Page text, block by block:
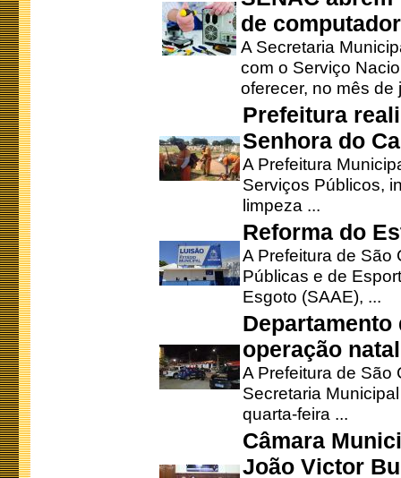
de
A Secretaria
com o Serviço
oferecer, no mês de
Prefeitura
Senhora do
A Prefeitura
Serviços Públicos,
limpeza ...
Reforma do
A Prefeitura de São
Públicas e de
Esgoto (SAAE), ...
operação
A Prefeitura de São
Secretaria
quarta-feira ...
Câmara
João Victor